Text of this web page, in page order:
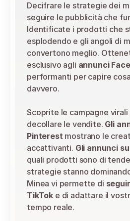
Decifrare le strategie dei
seguire le pubblicità che
Identificate i prodotti che
esplodendo e gli angoli di
convertono meglio.
esclusivo agli annunci
performanti per capire
davvero.
Scoprite le campagne virali
decollare le vendite. Gli
Pinterest mostrano le
accattivanti. Gli annunci
quali prodotti sono di
strategie stanno
Minea vi permette di
TikTok e di adattare il
tempo reale.